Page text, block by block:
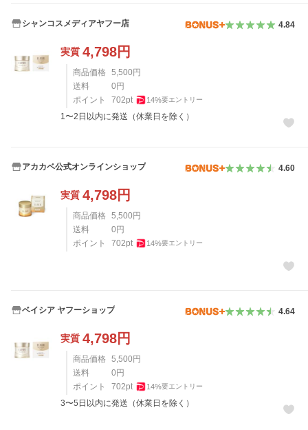
シャンコスメディアヤフー店 4.84
実質 4,798円
商品価格 5,500 円
送料
0 円
ポイント
702pt 14%要エントリー
1〜2日以内に発送（休業日を除く）
アカカベ公式オンラインショップ 4.60
実質 4,798円
商品価格 5,500 円
送料
0 円
ポイント
702pt 14%要エントリー
ベイシア ヤフーショップ 4.64
実質 4,798円
商品価格 5,500 円
送料
0 円
ポイント
702pt 14%要エントリー
3〜5日以内に発送（休業日を除く）